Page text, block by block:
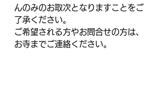
んのみのお取次となりますことをご
了承ください。
ご希望される方やお問合せの方は、
お寺までご連絡ください。